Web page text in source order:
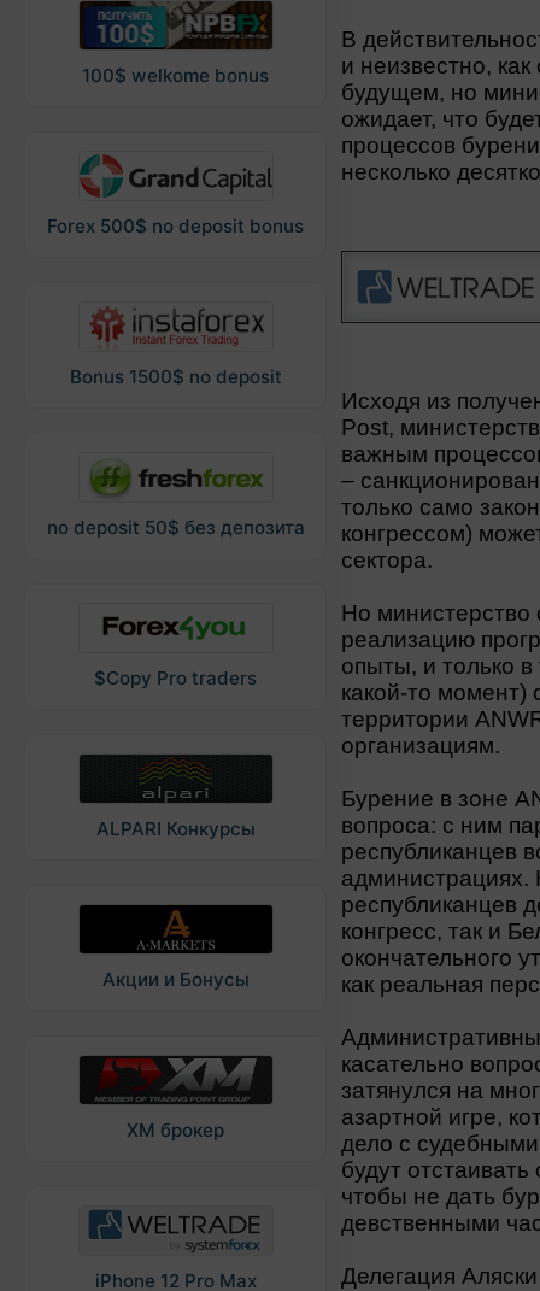
100$ welkome bonus
Forex 500$ no deposit bonus
Bonus 1500$ no deposit
no deposit 50$ без депозита
$Copy Pro traders
ALPARI Конкурсы
Акции и Бонусы
XM брокер
iPhone 12 Pro Max
В
и неизвестно,
будущем, но
ожидает, что
процессов
несколько
Исходя из
Post,
важным
–
только само
конгрессом)
сектора.
Но министерство
реализацию
опыты, и только в
какой-то момент)
территории
организациям.
Бурение в зоне
вопроса: с ним
республиканцев
администрациях.
республиканцев
конгресс, так и
окончательного
как реальная
касательно
затянулся на
азартной игре,
дело с
будут
чтобы не дать
девственными
Делегация